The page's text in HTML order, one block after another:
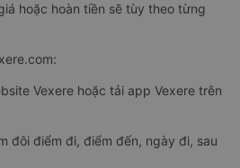
hoặc hoàn tiền sẽ tùy theo từng
Vexere hoặc tải app Vexere trên
đôi điểm đi, điểm đến, ngày đi, sau